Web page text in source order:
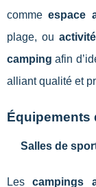
commeespace
plage, ou
camping afin
alliant qualité et
Équipements
Salles de
Lescampings